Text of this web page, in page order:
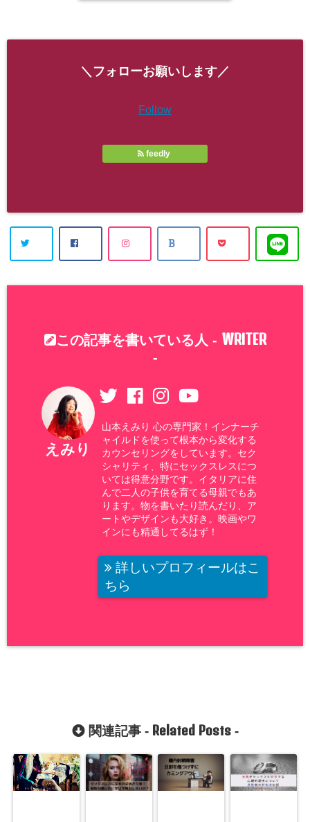
＼フォローお願いします／
Follow
feedly
この記事を書いている人 - WRITER
-
えみり
山本えみり 心の専門家！インナーチ
ャイルドを使って根本から変化する
カウンセリングをしています。セク
シャリティ、特にセックスレスにつ
いては得意分野です。イタリアに住
んで二人の子供を育てる母親でもあ
ります。物を書いたり読んだり、ア
ートやデザインも大好き。映画やワ
インにも精通してるはず！
詳しいプロフィールはこ
ちら
関連記事 - Related Posts-